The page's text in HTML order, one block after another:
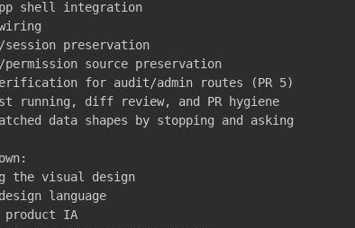
data shapes by stopping and asking